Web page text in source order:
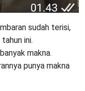
sudah terisi,
ini.
makna.
punya makna